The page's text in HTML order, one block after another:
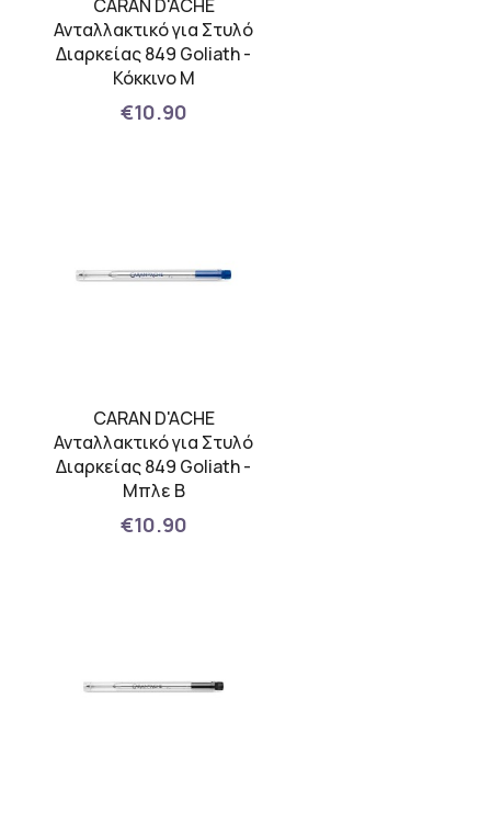
CARAN D'ACHE
Ανταλλακτικό για Στυλό
Διαρκείας 849 Goliath -
Κόκκινο M
€10.90
CARAN D'ACHE
Ανταλλακτικό για Στυλό
Διαρκείας 849 Goliath -
Μπλε B
€10.90